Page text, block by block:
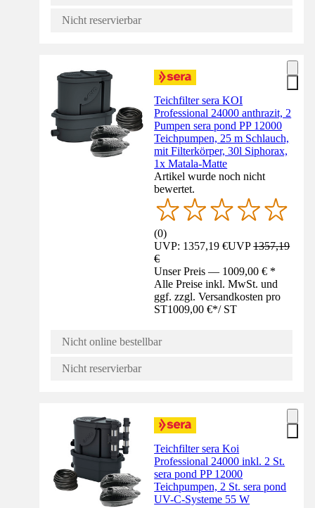
Nicht reservierbar
Teichfilter sera KOI
Professional 24000 anthrazit, 2
Pumpen sera pond PP 12000
Teichpumpen, 25 m Schlauch,
mit Filterkörper, 30l Siphorax,
1x Matala-Matte
Artikel wurde noch nicht
bewertet.
(0)
UVP: 1357,19 €UVP1357,19
€
Unser Preis — 1009,00 € *
Alle Preise inkl. MwSt. und
ggf. zzgl. Versandkosten pro
ST1009,00 €*/ ST
Nicht online bestellbar
Nicht reservierbar
Teichfilter sera Koi
Professional 24000 inkl. 2 St.
sera pond PP 12000
Teichpumpen, 2 St. sera pond
UV-C-Systeme 55 W